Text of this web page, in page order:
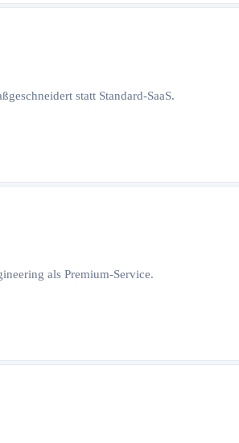
statt Standard-SaaS.
als Premium-Service.